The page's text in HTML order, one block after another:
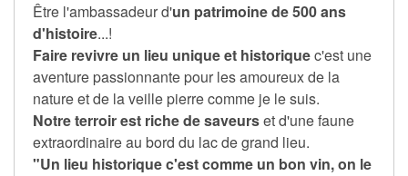
Être l'ambassadeur d'un patrimoine de 500 ans
d'histoire...!
Faire revivre un lieu unique et historiquec'est une
aventure passionnante pour les amoureux de la
nature et de la veille pierre comme je le suis.
Notre terroir est riche de saveurset d'une faune
extraordinaire au bord du lac de grand lieu.
"Un lieu historique c'est comme un bon vin, on le